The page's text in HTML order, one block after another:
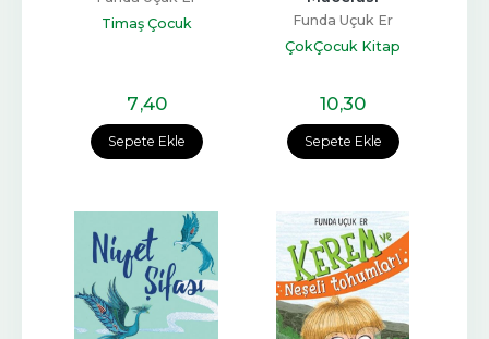
Sepete Ekle
Timaş Çocuk
7,40
Sepete Ekle
Funda Uçuk Er
ÇokÇocuk Kitap
10,30